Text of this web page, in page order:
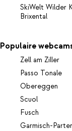
SkiWelt Wilder
Brixental
Populaire
Zell am Ziller
Passo Tonale
Obereggen
Scuol
Fusch
Garmisch-